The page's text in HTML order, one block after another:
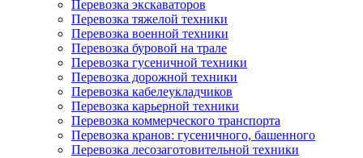
Перевозка экскаваторов
Перевозка тяжелой техники
Перевозка военной техники
Перевозка буровой на трале
Перевозка гусеничной техники
Перевозка дорожной техники
Перевозка кабелеукладчиков
Перевозка карьерной техники
Перевозка коммерческого транспорта
Перевозка кранов: гусеничного, башенного
Перевозка лесозаготовительной техники